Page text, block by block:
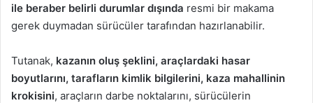
ile beraber belirli durumlar dışında resmi bir makama
gerek duymadan sürücüler tarafından hazırlanabilir.
Tutanak, kazanın oluş şeklini, araçlardaki hasar
boyutlarını, tarafların kimlik bilgilerini, kaza mahallinin
krokisini, araçların darbe noktalarını, sürücülerin